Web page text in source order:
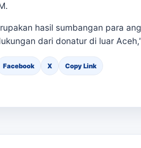
hasil sumbangan para
dari donatur di luar
Facebook X Copy Link